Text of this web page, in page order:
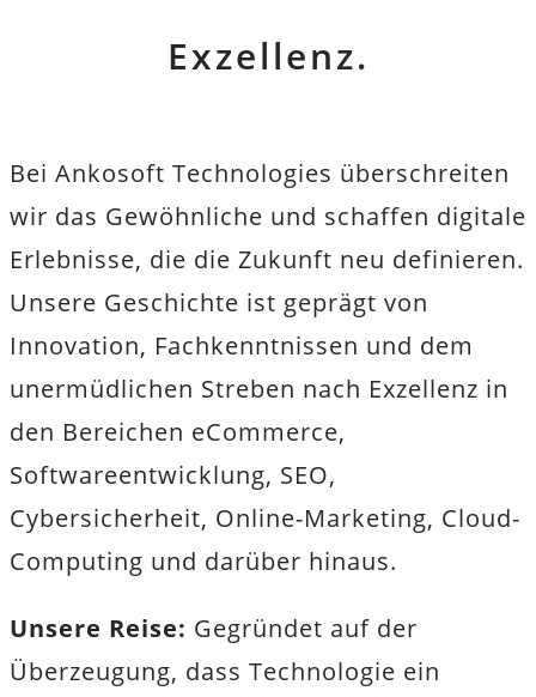
Exzellenz.
Bei Ankosoft Technologies überschreiten
wir das Gewöhnliche und schaffen digitale
Erlebnisse, die die Zukunft neu definieren.
Unsere Geschichte ist geprägt von
Innovation, Fachkenntnissen und dem
unermüdlichen Streben nach Exzellenz in
den Bereichen eCommerce,
Softwareentwicklung, SEO,
Cybersicherheit, Online-Marketing, Cloud-
Computing und darüber hinaus.
Unsere Reise: Gegründet auf der
Überzeugung, dass Technologie ein